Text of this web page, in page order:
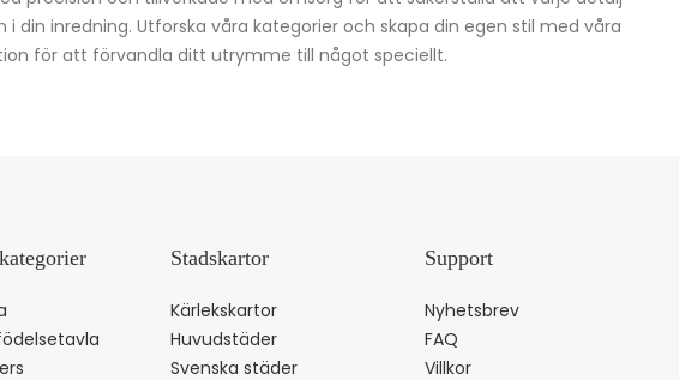
inredning. Utforska våra kategorier och skapa din egen stil med våra
för att förvandla ditt utrymme till något speciellt.
Stadskartor
Kärlekskartor
Huvudstäder
Svenska städer
Support
Nyhetsbrev
FAQ
Villkor